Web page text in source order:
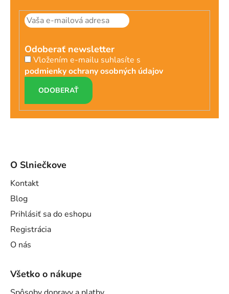
Odoberať newsletter
Vložením e-mailu suhlasíte s
podmienky ochrany osobných údajov
PRIHLÁSIŤ
SA
O Slniečkove
Kontakt
Blog
Prihlásiť sa do eshopu
Registrácia
O nás
Všetko o nákupe